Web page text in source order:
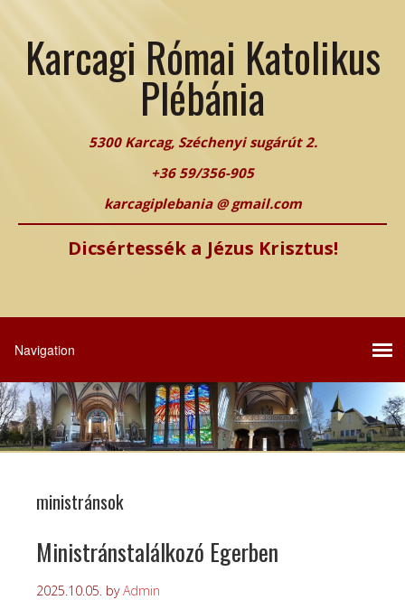
Karcagi Római Katolikus
Plébánia
5300 Karcag, Széchenyi sugárút 2.
+36 59/356-905
karcagiplebania @ gmail.com
Dicsértessék a Jézus Krisztus!
ministránsok
Ministránstalálkozó Egerben
2025.10.05. byAdmin